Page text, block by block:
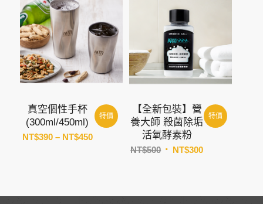
真空個性手杯
(300ml/450ml)
NT$390 – NT$450價
特價
【全新包裝】營
養大師 殺菌除垢
活氧酵素粉
NT$500 原 NT$300目
特價